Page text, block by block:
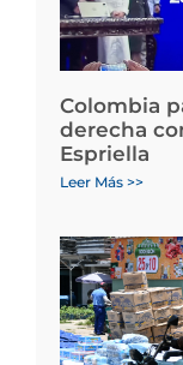
Colombia
derecha
Espriella
Leer Más >>